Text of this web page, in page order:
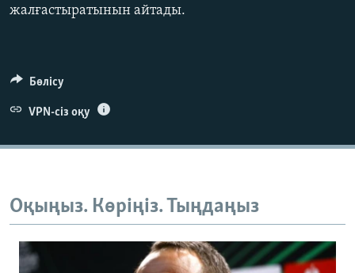
жалғастыратынын айтады.
Бөлісу
VPN-сіз оқу
Оқыңыз. Көріңіз. Тыңдаңыз